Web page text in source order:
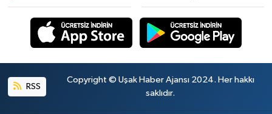
RSS
Copyright © Uşak Haber Ajansı 2024. Her hakkı
saklıdır.